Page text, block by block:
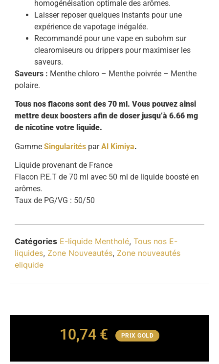
homogénéisation optimale des arômes.
Laisser reposer quelques instants pour une
expérience de vapotage inégalée.
Recommandé pour une vape en subohm sur
clearomiseurs ou drippers pour maximiser les
saveurs.
Saveurs : Menthe chloro – Menthe poivrée – Menthe
polaire.
Tous nos flacons sont des 70 ml. Vous pouvez ainsi
mettre deux boosters afin de doser jusqu’à 6.66 mg
de nicotine votre liquide.
Gamme Singularités parAl Kimiya.
Liquide provenant de France
Flacon P.E.T de 70 ml avec 50 ml de liquide boosté en
arômes.
Taux de PG/VG : 50/50
Catégories E-liquide Mentholé, Tous nos E-
liquides, Zone Nouveautés, Zone nouveautés
eliquide
10,74 € PRIX GOLD